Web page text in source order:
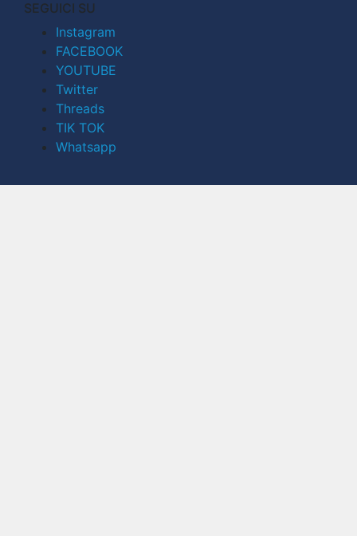
SEGUICI SU
Instagram
FACEBOOK
YOUTUBE
Twitter
Threads
TIK TOK
Whatsapp